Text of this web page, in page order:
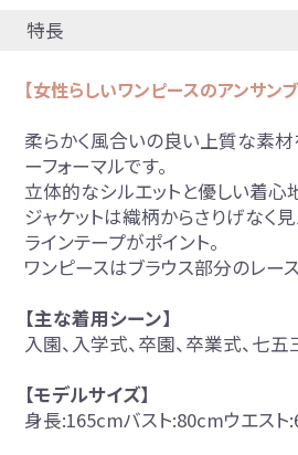
特長
【女性らしいワンピースのアンサンブ
柔らかく風合いの良い上質な素材
ーフォーマルです。
立体的なシルエットと優しい着心
ジャケットは織柄からさりげなく
ラインテープがポイント。
ワンピースはブラウス部分のレー
【主な着用シーン】
入園、入学式、卒園、卒業式、七
【モデルサイズ】
身長:165cmバスト:80cmウエス